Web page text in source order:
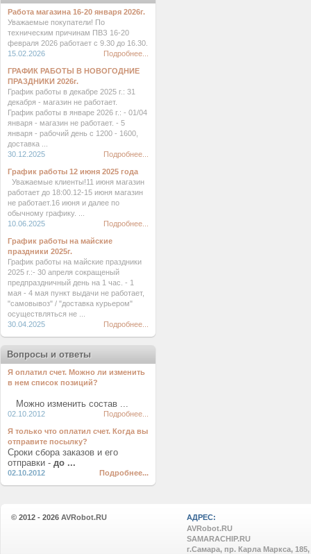
Работа магазина 16-20 января 2026г.
Уважаемые покупатели! По
техническим причинам ПВЗ 16-20
февраля 2026 работает с 9.30 до 16.30.
15.02.2026
Подробнее...
ГРАФИК РАБОТЫ В НОВОГОДНИЕ
ПРАЗДНИКИ 2026г.
График работы в декабре 2025 г.: 31
декабря - магазин не работает.
График работы в январе 2026 г.: - 01/04
января - магазин не работает. - 5
января - рабочий день с 1200 - 1600,
доставка ...
30.12.2025
Подробнее...
График работы 12 июня 2025 года
Уважаемые клиенты!11 июня магазин
работает до 18:00.12-15 июня магазин
не работает.16 июня и далее по
обычному графику. ...
10.06.2025
Подробнее...
График работы на майские
праздники 2025г.
График работы на майские праздники
2025 г.:- 30 апреля сокращеный
предпраздничный день на 1 час. - 1
мая - 4 мая пункт выдачи не работает,
"самовывоз" / "доставка курьером"
осуществляться не ...
30.04.2025
Подробнее...
Вопросы и ответы
Я оплатил счет. Можно ли изменить
в нем список позиций?
Можно изменить состав ...
02.10.2012 Подробнее...
Я только что оплатил счет. Когда вы
отправите посылку?
Сроки сбора заказов и его
отправки - до ...
02.10.2012 Подробнее...
© 2012 - 2026 AVRobot.RU
АДРЕС:
AVRobot.RU
SAMARACHIP.RU
г.Самара, пр. Карла Маркса, 185,